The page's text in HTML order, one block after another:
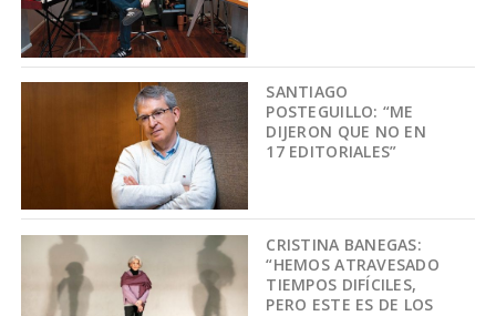
SANTIAGO
POSTEGUILLO: “ME
DIJERON QUE NO EN
17 EDITORIALES”
CRISTINA BANEGAS:
“HEMOS ATRAVESADO
TIEMPOS DIFÍCILES,
PERO ESTE ES DE LOS